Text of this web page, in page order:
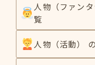
人物（ファン
覧
人物（活動）